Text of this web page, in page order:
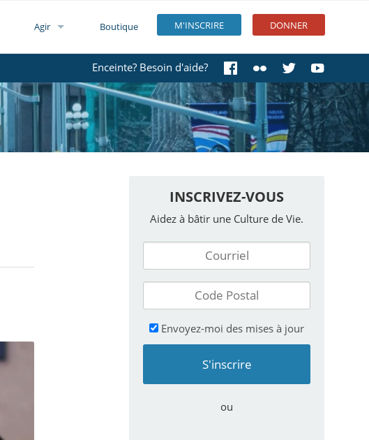
M'INSCRIRE DONNER
Agir Boutique
Enceinte? Besoin d'aide?
INSCRIVEZ-VOUS
Aidez à bâtir une Culture de Vie.
Envoyez-moi des mises à jour
ou